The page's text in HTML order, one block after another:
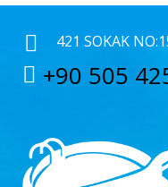
421 SOKAK
+90 505